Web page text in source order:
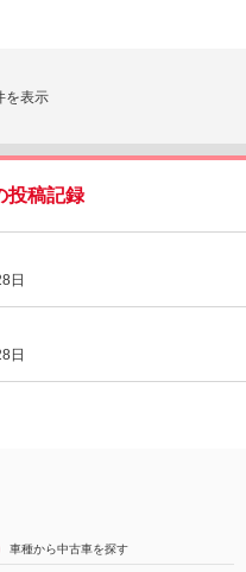
を表示
投稿記録
日
日
車種から中古車を探す